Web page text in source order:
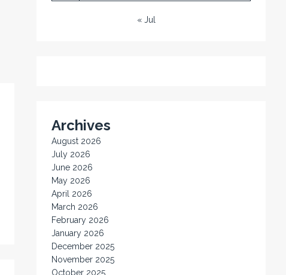
« Jul
Archives
August 2026
July 2026
June 2026
May 2026
April 2026
March 2026
February 2026
January 2026
December 2025
November 2025
October 2025